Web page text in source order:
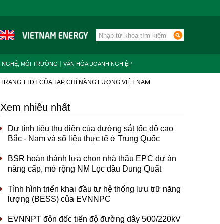
MÔI TRƯỜNG VĂN HÓA DOANH NGHIỆP
TRANG TTĐT CỦA TẠP CHÍ NĂNG LƯỢNG VIỆT NAM
Xem nhiều nhất
Dự tính tiêu thụ điện của đường sắt tốc độ cao
Bắc - Nam và số liệu thực tế ở Trung Quốc
BSR hoàn thành lựa chọn nhà thầu EPC dự án
nâng cấp, mở rộng NM Lọc dầu Dung Quất
Tình hình triển khai đầu tư hệ thống lưu trữ năng
lượng (BESS) của EVNNPC
EVNNPT đôn đốc tiến độ đường dây 500/220kV